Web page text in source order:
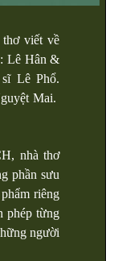
viết về
Lê Hân &
Lê Phổ.
Mai.
nhà thơ
phần sưu
riêng
phép từng
người